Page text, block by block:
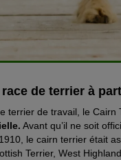
de terrier à
terrier de travail, le Cairn
Avant qu’il ne soit
le cairn terrier était
Terrier, West